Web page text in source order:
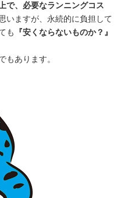
で、必要なランニングコス
いますが、永続的に負担して
も
『安くならないものか？』
もあります。